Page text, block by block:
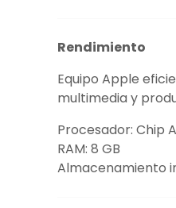
Rendimiento
Equipo Apple
multimedia y
Procesador: Chip
RAM: 8 GB
Almacenamiento